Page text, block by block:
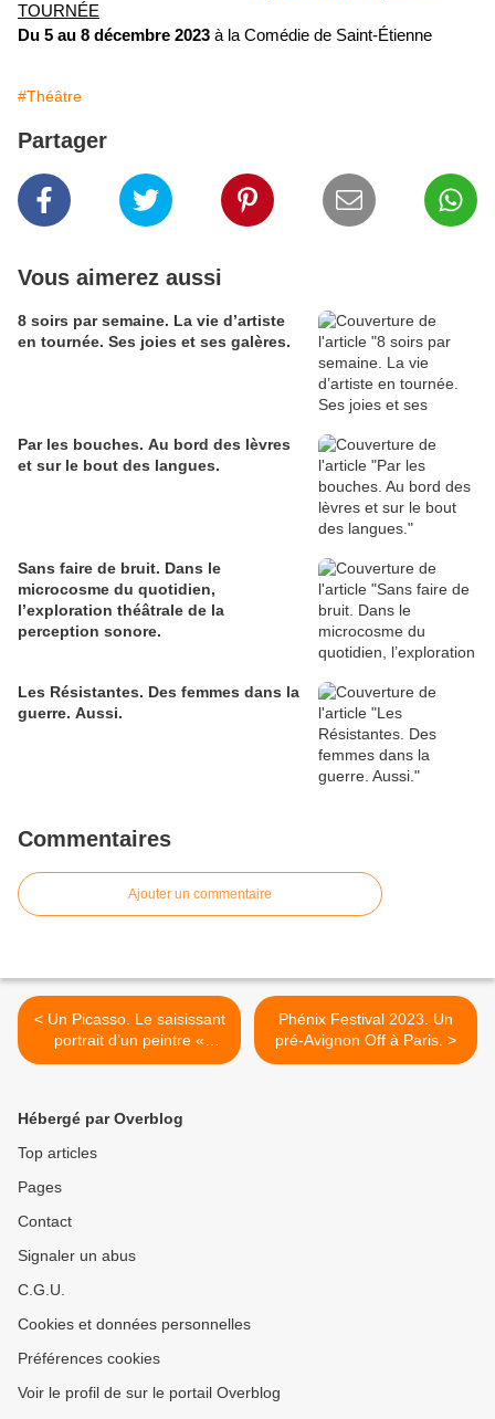
TOURNÉE
Du 5 au 8 décembre 2023 à la Comédie de Saint-Étienne
#Théâtre
Partager
Vous aimerez aussi
8 soirs par semaine. La vie d’artiste
en tournée. Ses joies et ses galères.
Par les bouches. Au bord des lèvres
et sur le bout des langues.
Sans faire de bruit. Dans le
microcosme du quotidien,
l’exploration théâtrale de la
perception sonore.
Les Résistantes. Des femmes dans la
guerre. Aussi.
Commentaires
Ajouter un commentaire
< Un Picasso. Le saisissant
portrait d’un peintre «
dégénéré » durant
Phénix Festival 2023. Un
pré-Avignon Off à Paris. >
Hébergé par Overblog
Top articles
Pages
Contact
Signaler un abus
C.G.U.
Cookies et données personnelles
Préférences cookies
Voir le profil de sur le portail Overblog